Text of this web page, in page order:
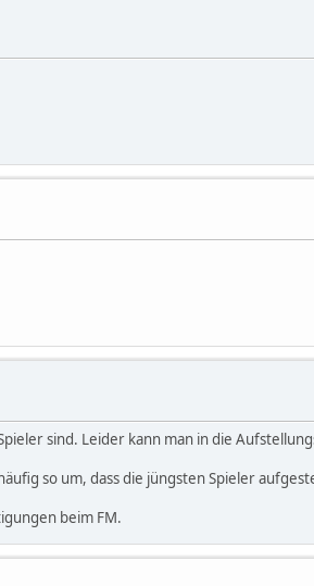
sind. Leider kann man in die
so um, dass die jüngsten Spieler
beim FM.